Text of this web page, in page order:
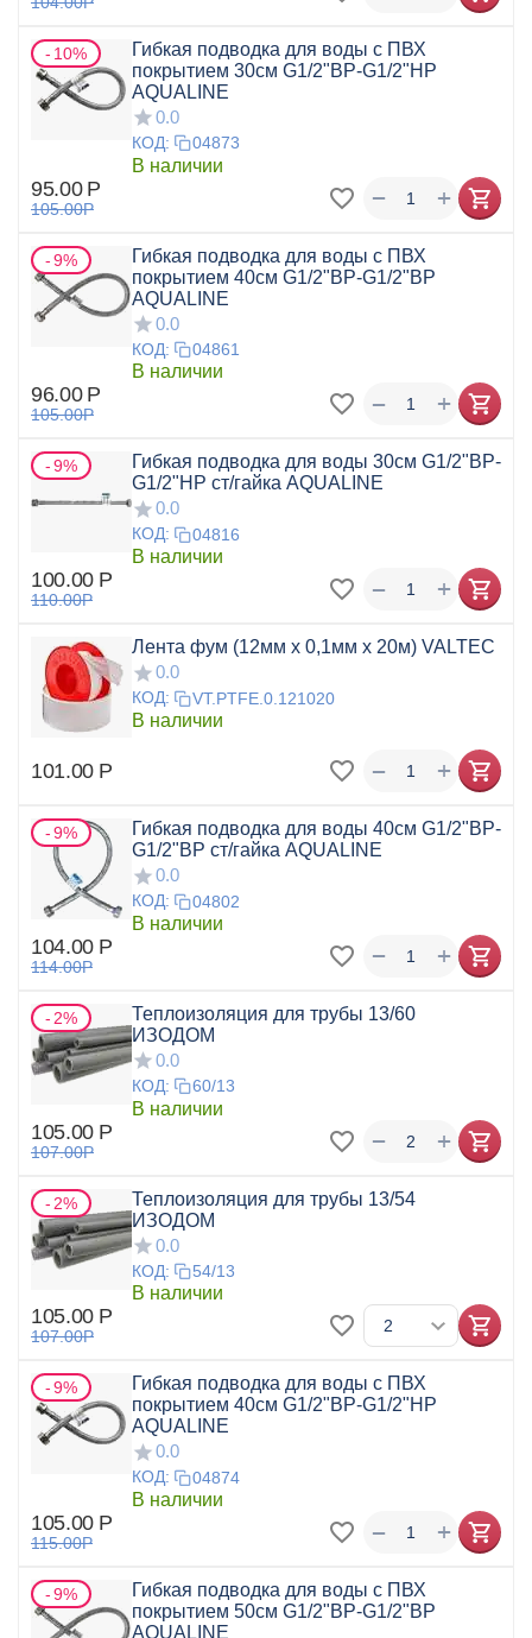
10%
Гибкая подводка для воды с ПВХ
покрытием 30см G1/2"ВР-G1/2"НР
AQUALINE
0.0
КОД: 04873
В наличии
95.00 Р
105.00Р +
−
9%
Гибкая подводка для воды с ПВХ
покрытием 40см G1/2"ВР-G1/2"ВР
AQUALINE
0.0
КОД: 04861
В наличии
96.00 Р
105.00Р +
−
9%
Гибкая подводка для воды 30см G1/2"ВР-
G1/2"НР ст/гайка AQUALINE
0.0
КОД: 04816
В наличии
100.00 Р
110.00Р +
−
Лента фум (12мм х 0,1мм х 20м) VALTEC
0.0
КОД: VT.PTFE.0.121020
В наличии
101.00 Р +
−
9%
Гибкая подводка для воды 40см G1/2"ВР-
G1/2"ВР ст/гайка AQUALINE
0.0
КОД: 04802
В наличии
104.00 Р
114.00Р +
−
2%
Теплоизоляция для трубы 13/60
ИЗОДОМ
0.0
КОД: 60/13
В наличии
105.00 Р
107.00Р +
−
2%
Теплоизоляция для трубы 13/54
ИЗОДОМ
0.0
КОД: 54/13
В наличии
105.00 Р
107.00Р
9%
Гибкая подводка для воды с ПВХ
покрытием 40см G1/2"ВР-G1/2"НР
AQUALINE
0.0
КОД: 04874
В наличии
105.00 Р
115.00Р +
−
9%
Гибкая подводка для воды с ПВХ
покрытием 50см G1/2"ВР-G1/2"ВР
AQUALINE